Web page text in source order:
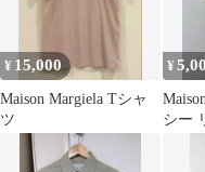
¥ 15,000
Maison Margiela Tシャ
ツ
¥
シー